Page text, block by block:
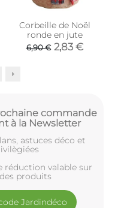
Corbeille de Noël
ronde en jute
6,90 € 2,83 €
commande
à la Newsletter
astuces déco et
réduction valable sur
produits
Jardindéco